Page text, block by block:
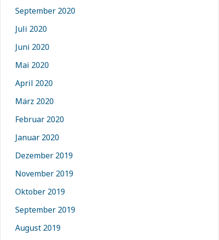
September 2020
Juli 2020
Juni 2020
Mai 2020
April 2020
März 2020
Februar 2020
Januar 2020
Dezember 2019
November 2019
Oktober 2019
September 2019
August 2019